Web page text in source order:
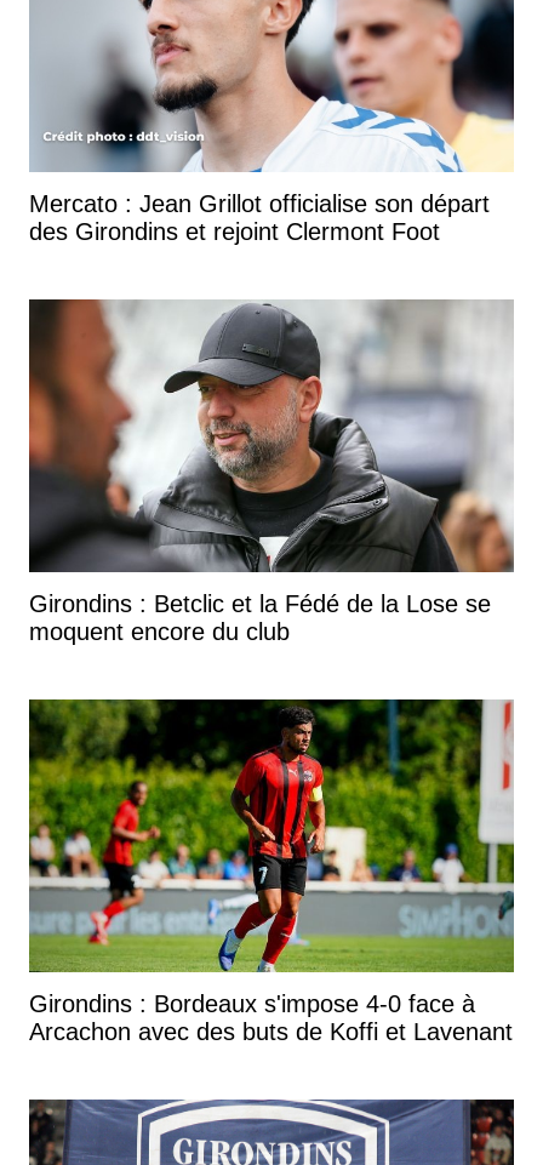
Mercato : Jean Grillot officialise son départ
des Girondins et rejoint Clermont Foot
Girondins : Betclic et la Fédé de la Lose se
moquent encore du club
Girondins : Bordeaux s'impose 4-0 face à
Arcachon avec des buts de Koffi et Lavenant